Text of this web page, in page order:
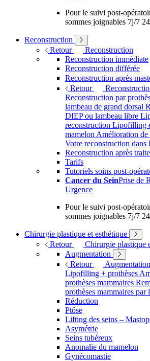
Pour le suivi post-
sommes joignables 7j/7
Reconstruction
Retour
Reconstruction
Reconstruction immédiate
Reconstruction différée
Reconstruction après
Retour
Reconstruction par
lambeau de grand dorsal
DIEP ou lambeau libre
reconstruction Lipofilling
mamelon Amélioration de
Votre reconstruction dans
Reconstruction après
Tarifs
Tutoriels soins post-
Cancer du SeinPrise de
Urgence
Pour le suivi post-
sommes joignables 7j/7
Chirurgie plastique et esthétique
Retour
Chirurgie plastique
Augmentation
Retour
Augmentation
Lipofilling + prothèses
prothèses mammaires
prothèses mammaires
Réduction
Ptôse
Lifting des seins –
Asymétrie
Seins tubéreux
Anomalie du mamelon
Gynécomastie